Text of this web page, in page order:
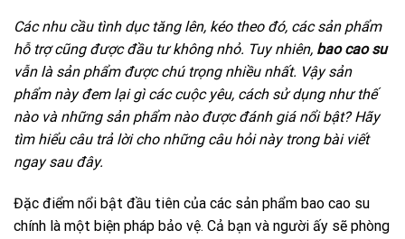
Các nhu cầu tình dục tăng lên, kéo theo đó, các sản phẩm
hỗ trợ cũng được đầu tư không nhỏ. Tuy nhiên, bao cao su
vẫn là sản phẩm được chú trọng nhiều nhất. Vậy sản
phẩm này đem lại gì các cuộc yêu, cách sử dụng như thế
nào và những sản phẩm nào được đánh giá nổi bật? Hãy
tìm hiểu câu trả lời cho những câu hỏi này trong bài viết
ngay sau đây.
Đặc điểm nổi bật đầu tiên của các sản phẩm bao cao su
chính là một biện pháp bảo vệ. Cả bạn và người ấy sẽ phòng